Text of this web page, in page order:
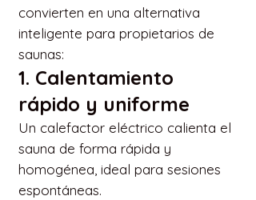
convierten en una alternativa
inteligente para propietarios de
saunas:
1. Calentamiento
rápido y uniforme
Un calefactor eléctrico calienta el
sauna de forma rápida y
homogénea, ideal para sesiones
espontáneas.